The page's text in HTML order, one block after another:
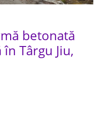
betonată
Târgu Jiu,